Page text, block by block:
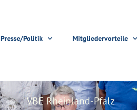
Presse/Politik Mitgliedervorteile
VBE Rheinland-Pfalz